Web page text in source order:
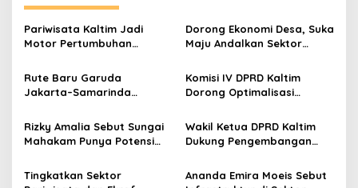
Pariwisata Kaltim Jadi
Motor Pertumbuhan
Kolaborasi Infrastruktur
dan Investasi
Dorong Ekonomi Desa, Suka
Maju Andalkan Sektor
Rute Baru Garuda
Jakarta–Samarinda
MICE di Kaltim
Komisi IV DPRD Kaltim
Dorong Optimalisasi
Rizky Amalia Sebut Sungai
Mahakam Punya Potensi
Pariwisata
Wakil Ketua DPRD Kaltim
Dukung Pengembangan
Tingkatkan Sektor
Ananda Emira Moeis Sebut